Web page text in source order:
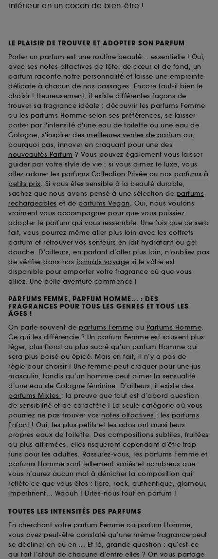
intérieur en un cocon de bien-être !
LE PLAISIR DE TROUVER ET ADOPTER SON PARFUM
Porter un parfum est une routine beauté... essentielle ! Oui,
avec ses notes olfactives de tête, de cœur et de fond, un
parfum raconte notre personnalité et laisse une empreinte
délicate à chacun de nos passages. Encore faut-il bien le
choisir ! Heureusement, il existe différentes façons de
trouver sa fragrance idéale : découvrir les parfums Femme
ou les parfums Homme selon ses préférences, se laisser
porter par l'intensité d'une eau de toilette ou une eau de
Cologne, s'inspirer des meilleures ventes de parfum ou,
pourquoi pas, innover en craquant pour une des
nouveautés Parfum ? Vous pouvez également vous laisser
guider par votre style de vie : si vous aimez le luxe, vous
allez adorer les parfums Collection Privée ou nos parfums à
petits prix. Si vous êtes sensible à la beauté durable,
sachez que nous avons pensé à une sélection de parfums
rechargeables et de parfums Vegan. Oui, nous voulons
vraiment vous accompagner pour que vous puissiez
adopter le parfum qui vous ressemble. Une fois que ce sera
fait, vous pourrez même aller plus loin avec les coffrets
parfum et retrouver vos senteurs en lait hydratant ou gel
douche. D’ailleurs, en parlant d’aller plus loin, n’oubliez pas
de vérifier dans nos formats voyage si le vôtre est
disponible pour emporter votre fragrance où que vous
alliez. Une belle aventure commence !
PARFUMS FEMME, PARFUM HOMME... : DES
FRAGRANCES POUR TOUS LES GENRES ET TOUS LES
ÂGES !
On parle souvent de parfums Femme ou Parfums Homme.
Ce qui les différencie ? Un parfum Femme est souvent plus
léger, plus floral ou plus sucré qu’un parfum Homme qui
sera plus boisé ou épicé. Mais en fait, il n’y a pas de
règle pour choisir ! Une femme peut craquer pour une jus
masculin, tandis qu’un homme peut aimer la sensualité
d’une eau de Cologne féminine. D’ailleurs, il existe des
parfums Mixtes : la preuve que tout est d’abord question
de sensibilité et de caractère ! La seule catégorie où vous
pourriez ne pas trouver vos notes olfactives : les parfums
Enfant ! Oui, les plus petits et les ados ont aussi leurs
propres eaux de toilette. Des compositions subtiles, fruitées
ou plus affirmées, elles risqueront cependant d’être trop
funs pour les adultes. Rassurez-vous, les parfums Femme et
parfums Homme sont tellement variés et nombreux que
vous n’aurez aucun mal à dénicher la composition qui
reflète ce que vous êtes : libre, rock, authentique, glamour,
impertinent... Waouh ! Dites-nous tout en parfum !
TOUTES LES INTENSITÉS DES PARFUMS
En cherchant votre parfum Femme ou parfum Homme,
vous avez peut-être constaté qu’une même fragrance peut
se décliner en ou en ... Et là, grande question : qu’est-ce
qui fait l’atout de chacune d’entre elles ? On vous partage